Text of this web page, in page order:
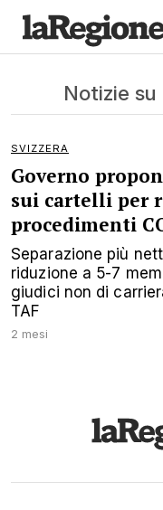
Notizie su
SVIZZERA
Governo
sui cartelli per
procedimenti
Separazione più
riduzione a 5-7
giudici non di
TAF
2 mesi